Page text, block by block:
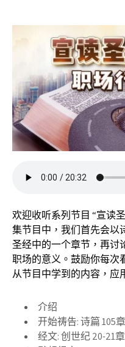
欢迎收听系列节目 “宣读
集节目中，我们首先会以
圣经中的一个章节，再讨
职场的意义。鼓励你每次
从节目中学到的内容，应
介绍
开始祷告: 诗篇 105章
经文: 创世纪 20-21章